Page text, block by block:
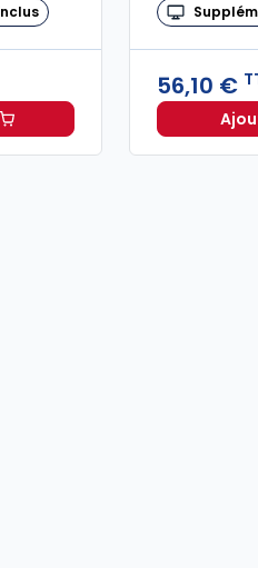
Social à 58,05 € TTC/mois
56,10 €